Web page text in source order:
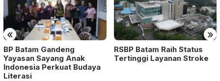
« »
BP Batam Gandeng
Yayasan Sayang Anak
Indonesia Perkuat Budaya
Literasi
RSBP Batam Raih Status
Tertinggi Layanan Stroke